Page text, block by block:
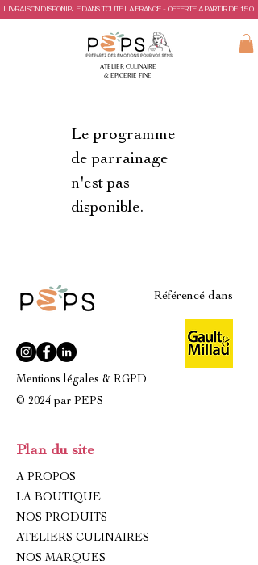
LIVRAISON DISPONIBLE DANS TOUTE LA FRANCE - OFFERTE A PARTIR DE 150€
ATELIER CULINAIRE
& EPICERIE FINE
Le programme
de parrainage
n'est pas
disponible.
Référencé dans
Mentions légales & RGPD
© 2024 par PEPS
Plan du site
A PROPOS
LA BOUTIQUE
NOS PRODUITS
ATELIERS CULINAIRES
NOS MARQUES